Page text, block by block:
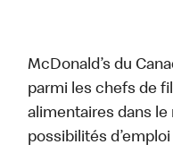
McDonald’s du
parmi les chefs de
alimentaires dans le
possibilités